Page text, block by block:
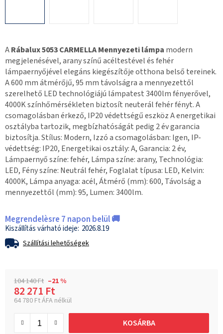
ARábalux 5053 CARMELLA Mennyezeti lámpa modern
megjelenésével, arany színű acéltestével és fehér
lámpaernyőjével elegáns kiegészítője otthona belső tereinek.
A 600 mm átmérőjű, 95 mm távolságra a mennyezettől
szerelhető LED technológiájú lámpatest 3400lm fényerővel,
4000K színhőmérsékleten biztosít neuterál fehér fényt. A
csomagolásban érkező, IP20 védettségű eszköz A energetikai
osztályba tartozik, megbízhatóságát pedig 2 év garancia
biztosítja. Stílus: Modern, Izzó a csomagolásban: Igen, IP-
védettség: IP20, Energetikai osztály: A, Garancia: 2 év,
Lámpaernyő színe: fehér, Lámpa színe: arany, Technológia:
LED, Fény színe: Neutrál fehér, Foglalat típusa: LED, Kelvin:
4000K, Lámpa anyaga: acél, Átmérő (mm): 600, Távolság a
mennyezettől (mm): 95, Lumen: 3400lm.
Megrendelèsre 7 napon belül 🚚
2026.8.19
Szállítási lehetőségek
104 140 Ft –21 %
82 271 Ft
64 780 Ft ÁFA nélkül
KOSÁRBA